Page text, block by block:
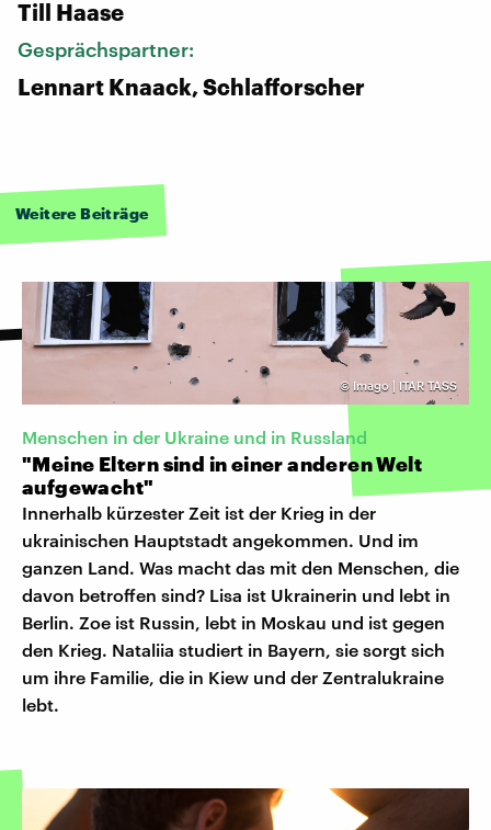
Till Haase
Gesprächspartner:
Lennart Knaack, Schlafforscher
Weitere Beiträge
© Imago | ITAR TASS
Menschen in der Ukraine und in Russland
"Meine Eltern sind in einer anderen Welt
aufgewacht"
Innerhalb kürzester Zeit ist der Krieg in der
ukrainischen Hauptstadt angekommen. Und im
ganzen Land. Was macht das mit den Menschen, die
davon betroffen sind? Lisa ist Ukrainerin und lebt in
Berlin. Zoe ist Russin, lebt in Moskau und ist gegen
den Krieg. Nataliia studiert in Bayern, sie sorgt sich
um ihre Familie, die in Kiew und der Zentralukraine
lebt.